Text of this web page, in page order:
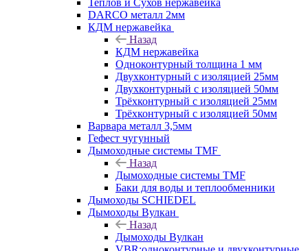
Теплов и Сухов нержавейка
DARCO металл 2мм
КДМ нержавейка
Назад
КДМ нержавейка
Одноконтурный толщина 1 мм
Двухконтурный с изоляцией 25мм
Двухконтурный с изоляцией 50мм
Трёхконтурный с изоляцией 25мм
Трёхконтурный с изоляцией 50мм
Варвара металл 3,5мм
Гефест чугунный
Дымоходные системы TMF
Назад
Дымоходные системы TMF
Баки для воды и теплообменники
Дымоходы SCHIEDEL
Дымоходы Вулкан
Назад
Дымоходы Вулкан